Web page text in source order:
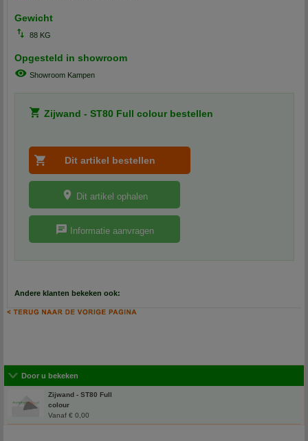
Gewicht
88 KG
Opgesteld in showroom
Showroom Kampen
Zijwand - ST80 Full colour bestellen
Dit artikel ophalen
Informatie aanvragen
Andere klanten bekeken ook:
Door u bekeken
Zijwand - ST80 Full
colour
Vanaf € 0,00